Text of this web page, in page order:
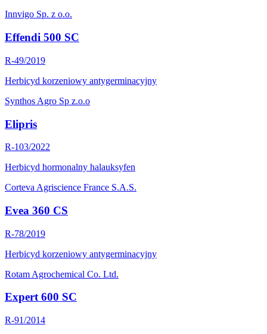
Innvigo Sp. z o.o.
Effendi 500 SC
R-49/2019
Herbicyd korzeniowy antygerminacyjny
Synthos Agro Sp z.o.o
Elipris
R-103/2022
Herbicyd hormonalny halauksyfen
Corteva Agriscience France S.A.S.
Evea 360 CS
R-78/2019
Herbicyd korzeniowy antygerminacyjny
Rotam Agrochemical Co. Ltd.
Expert 600 SC
R-91/2014